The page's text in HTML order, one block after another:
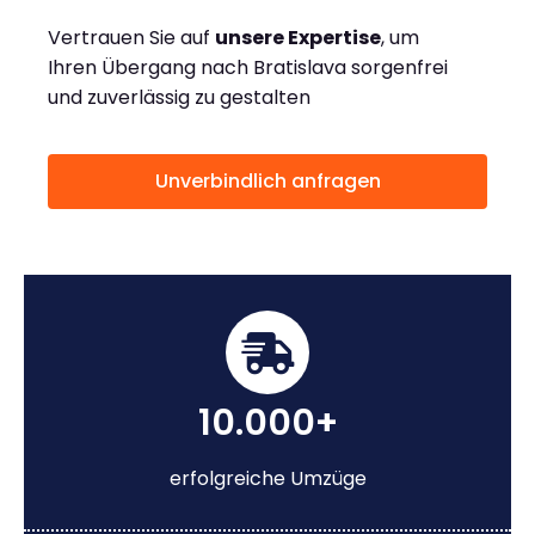
Vertrauen Sie auf unsere Expertise, um
Ihren Übergang nach Bratislava sorgenfrei
und zuverlässig zu gestalten
Unverbindlich anfragen
10.000+
erfolgreiche Umzüge